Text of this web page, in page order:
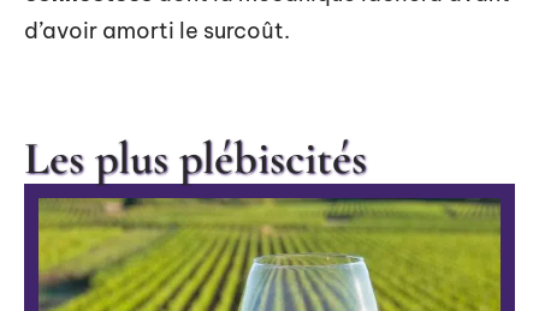
d’avoir amorti le surcoût.
Les plus plébiscités